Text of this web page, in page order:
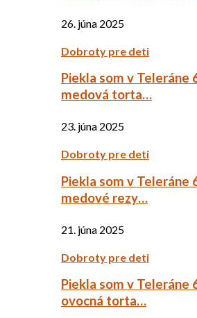
26. júna 2025
Dobroty pre deti
Piekla som v Teleráne
medová torta…
23. júna 2025
Dobroty pre deti
Piekla som v Teleráne
medové rezy…
21. júna 2025
Dobroty pre deti
Piekla som v Teleráne
ovocná torta…